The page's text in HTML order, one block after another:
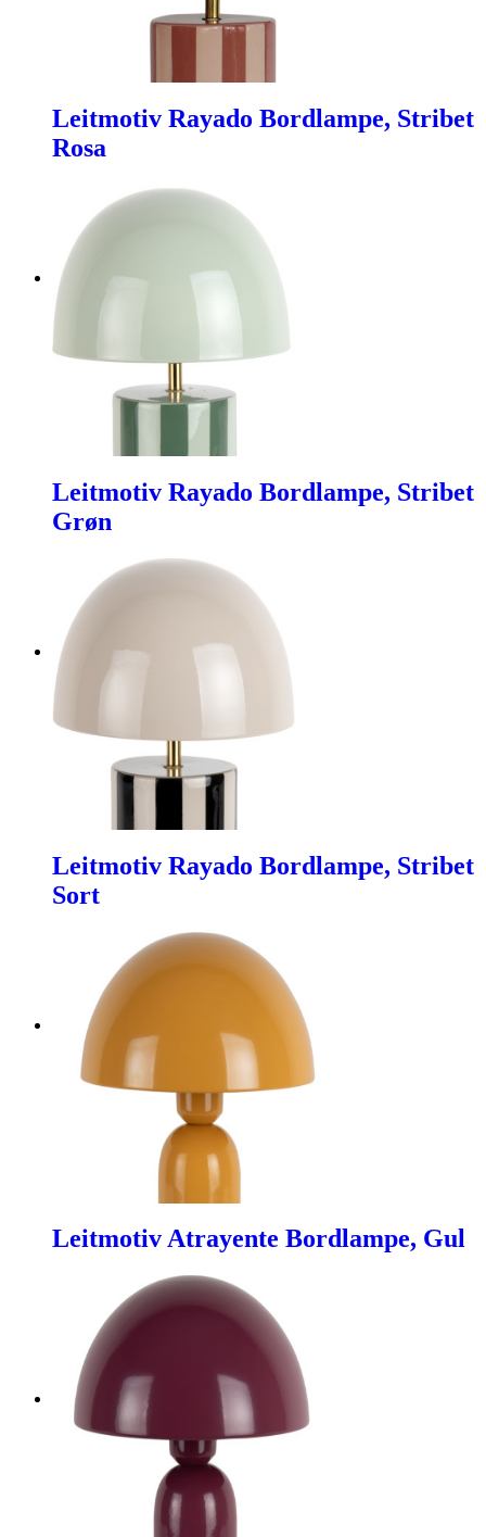
Leitmotiv Rayado Bordlampe, Stribet
Rosa
Leitmotiv Rayado Bordlampe, Stribet
Grøn
Leitmotiv Rayado Bordlampe, Stribet
Sort
Leitmotiv Atrayente Bordlampe, Gul